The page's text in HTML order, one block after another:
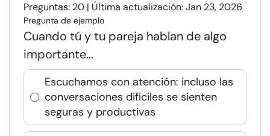
Preguntas: 20 | Última actualización: Jan 23, 2026
Pregunta de ejemplo
Cuando tú y tu pareja hablan de algo
importante...
Escuchamos con atención: incluso las
conversaciones difíciles se sienten
seguras y productivas